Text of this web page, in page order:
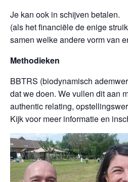
Je kan ook in schijven betalen.
(als het financiële de enige
samen welke andere vorm van
Methodieken
BBTRS (biodynamisch
dat we doen. We vullen dit aan
authentic relating,
Kijk voor meer informatie en